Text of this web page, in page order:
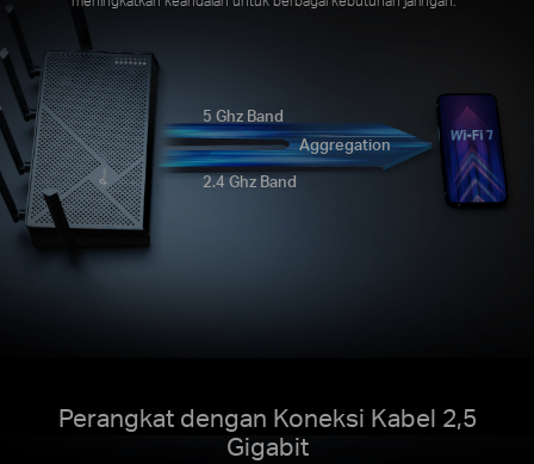
5 Ghz Band
2.4 Ghz Band
Aggregation
Perangkat dengan Koneksi Kabel 2,5
Gigabit